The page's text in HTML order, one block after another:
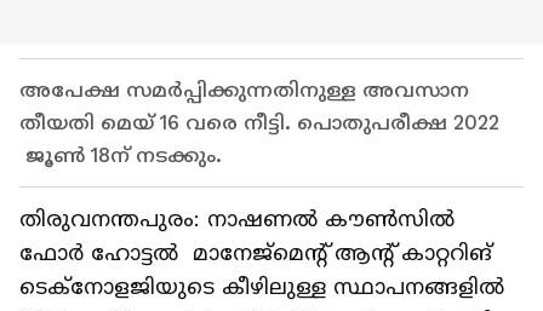
അപേക്ഷ സമർപ്പിക്കുന്നതിനുള്ള അവസാന
തീയതി മെയ് 16 വരെ നീട്ടി. പൊതുപരീക്ഷ 2022
ജൂൺ 18ന് നടക്കും.
തിരുവനന്തപുരം: നാഷണൽ കൗൺസിൽ
ഫോർ ഹോട്ടൽ മാനേജ്മെന്റ് ആന്റ് കാറ്ററിങ്
ടെക്‌നോളജിയുടെ കീഴിലുള്ള സ്ഥാപനങ്ങളിൽ